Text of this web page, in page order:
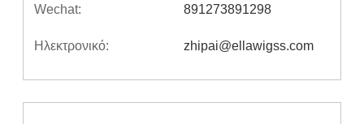
Wechat: 891273891298
Ηλεκτρονικό: zhipai@ellawigss.com